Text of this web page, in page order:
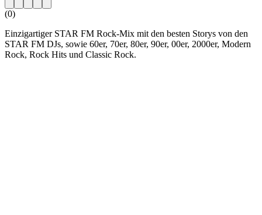
(0)
Einzigartiger STAR FM Rock-Mix mit den besten Storys von den
STAR FM DJs, sowie 60er, 70er, 80er, 90er, 00er, 2000er, Modern
Rock, Rock Hits und Classic Rock.